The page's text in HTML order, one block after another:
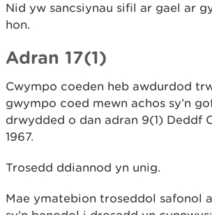
Nid yw sancsiynau sifil ar gael ar
hon.
Adran 17(1)
Cwympo coeden heb awdurdod
gwympo coed mewn achos sy’n
drwydded o dan adran 9(1) Deddf
1967.
Trosedd ddiannod yn unig.
Mae ymatebion troseddol safonol